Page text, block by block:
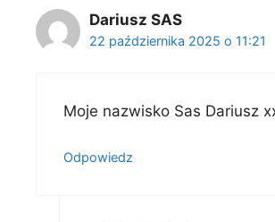
Dariusz SAS
22 października 2025 o 11:21
Moje nazwisko Sas Dariusz
Odpowiedz